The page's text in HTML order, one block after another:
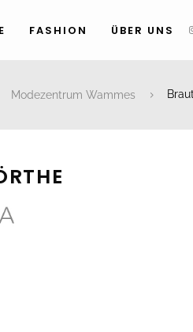
FASHION ÜBER UNS
Modezentrum Wammes